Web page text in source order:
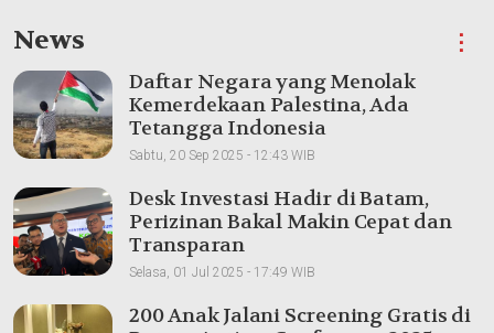
News ⋮
Daftar Negara yang Menolak
Kemerdekaan Palestina, Ada
Tetangga Indonesia
Sabtu, 20 Sep 2025 - 12:43 WIB
Desk Investasi Hadir di Batam,
Perizinan Bakal Makin Cepat dan
Transparan
Selasa, 01 Jul 2025 - 17:49 WIB
200 Anak Jalani Screening Gratis di